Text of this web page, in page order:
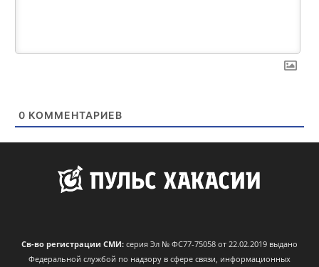
0 КОММЕНТАРИЕВ
Св-во регистрации СМИ: серия Эл № ФС77-75058 от 22.02.2019 выдано
Федеральной службой по надзору в сфере связи, информационных